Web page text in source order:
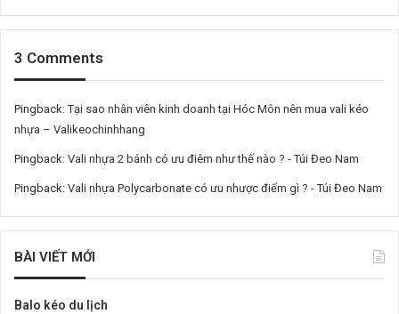
3 Comments
Pingback:Tại sao nhân viên kinh doanh tại Hóc Môn nên mua vali kéo
nhựa – Valikeochinhhang
Pingback: Vali nhựa 2 bánh có ưu điêm như thế nào ? - Túi Đeo Nam
Pingback: Vali nhựa Polycarbonate có ưu nhược điểm gì ? - Túi Đeo Nam
BÀI VIẾT MỚI
Balo kéo du lịch